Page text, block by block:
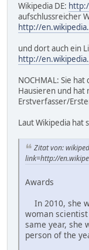
Wikipedia DE:
aufschlussreicher
http://
und dort auch ein
http://
NOCHMAL: Sie
Hausieren und hat
Erstverfasser/
Laut Wikipedia hat
Zitat von:
link=http://
Awards
In 2010, she
woman
same year, she
person of the